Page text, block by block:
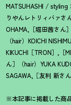
MATSUHASHI / styling
りやんレトリィバァさ
OHAMA,［堀田茜さん
（hair）KOICHI
KIKUCHI［TRON］,［
ん］（hair）YUKA
SAGAWA,［友利 新さ
※本記事に掲載した商